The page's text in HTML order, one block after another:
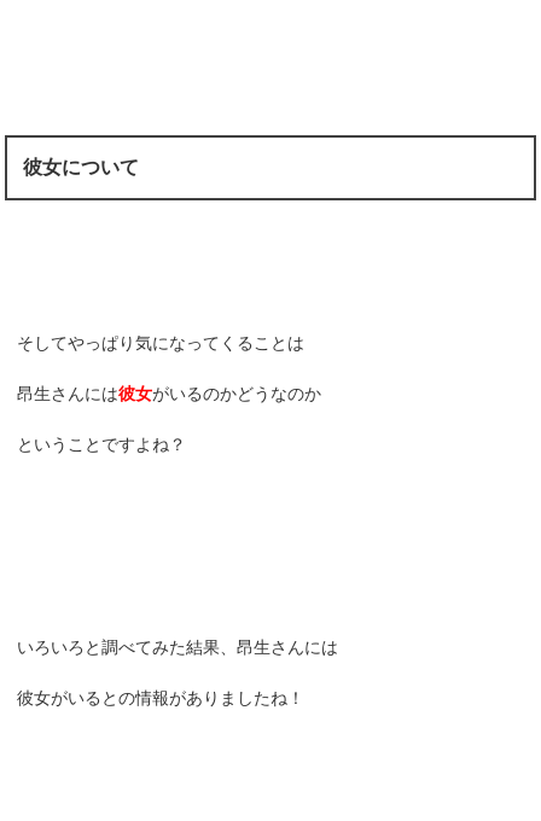
彼女について
そしてやっぱり気になってくることは
昂生さんには彼女がいるのかどうなのか
ということですよね？
いろいろと調べてみた結果、昂生さんには
彼女がいるとの情報がありましたね！